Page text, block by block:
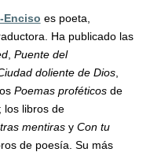
Enciso es poeta,
Ha publicado las
, Puente del
doliente de Dios,
Poemas proféticosde
los libros de
mentirasy Con tu
de poesía. Su más